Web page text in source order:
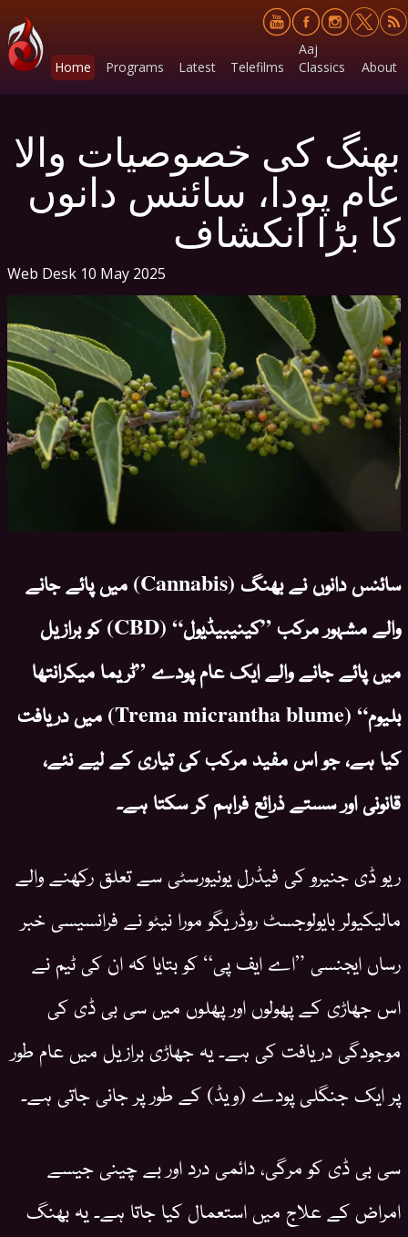
Home Programs Latest Telefilms
Aaj
Classics
About
بھنگ کی خصوصیات والا
عام پودا، سائنس دانوں
کا بڑا انکشاف
Web Desk 10 May 2025
سائنس دانوں نے بھنگ (Cannabis) میں پائے جانے
والے مشہور مرکب ”کینیبیڈیول“ (CBD) کو برازیل
میں پائے جانے والے ایک عام پودے ”ٹریما میکرانتھا
بلیوم“ (Trema micrantha blume) میں دریافت
کیا ہے، جو اس مفید مرکب کی تیاری کے لیے نئے،
قانونی اور سستے ذرائع فراہم کر سکتا ہے۔
ریو ڈی جنیرو کی فیڈرل یونیورسٹی سے تعلق رکھنے والے
مالیکیولر بایولوجسٹ روڈریگو مورا نیٹو نے فرانسیسی خبر
رساں ایجنسی ”اے ایف پی“ کو بتایا کہ ان کی ٹیم نے
اس جھاڑی کے پھولوں اور پھلوں میں سی بی ڈی کی
موجودگی دریافت کی ہے۔ یہ جھاڑی برازیل میں عام طور
پر ایک جنگلی پودے (ویڈ) کے طور پر جانی جاتی ہے۔
سی بی ڈی کو مرگی، دائمی درد اور بے چینی جیسے
امراض کے علاج میں استعمال کیا جاتا ہے۔ یہ بھنگ